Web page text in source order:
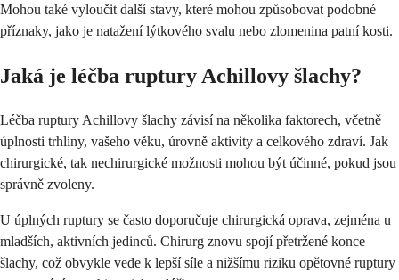
Mohou také vyloučit další stavy, které mohou způsobovat podobné
příznaky, jako je natažení lýtkového svalu nebo zlomenina patní kosti.
Jaká je léčba ruptury Achillovy šlachy?
Léčba ruptury Achillovy šlachy závisí na několika faktorech, včetně
úplnosti trhliny, vašeho věku, úrovně aktivity a celkového zdraví. Jak
chirurgické, tak nechirurgické možnosti mohou být účinné, pokud jsou
správně zvoleny.
U úplných ruptury se často doporučuje chirurgická oprava, zejména u
mladších, aktivních jedinců. Chirurg znovu spojí přetržené konce
šlachy, což obvykle vede k lepší síle a nižšímu riziku opětovné ruptury